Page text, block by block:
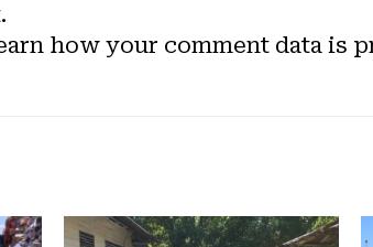
how your comment data is